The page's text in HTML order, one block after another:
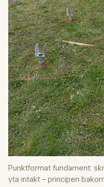
Punktformat fundament:
yta intakt – principen